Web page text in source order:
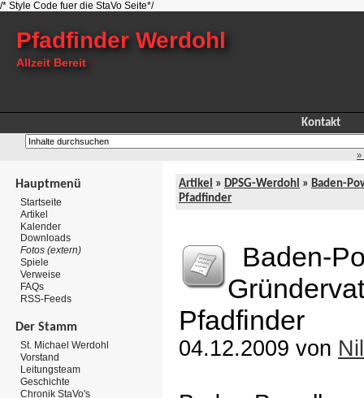
/* Style Code fuer die StaVo Seite*/
Pfadfinder Werdohl
Allzeit Bereit
Kontakt
»
Hauptmenü
Startseite
Artikel
Kalender
Downloads
Fotos (extern)
Spiele
Verweise
FAQs
RSS-Feeds
Der Stamm
St. Michael Werdohl
Vorstand
Leitungsteam
Geschichte
Chronik StaVo's
Artikel » DPSG-Werdohl » Baden-
Pfadfinder
Baden-
Pfadfinder
04.12.2009 von